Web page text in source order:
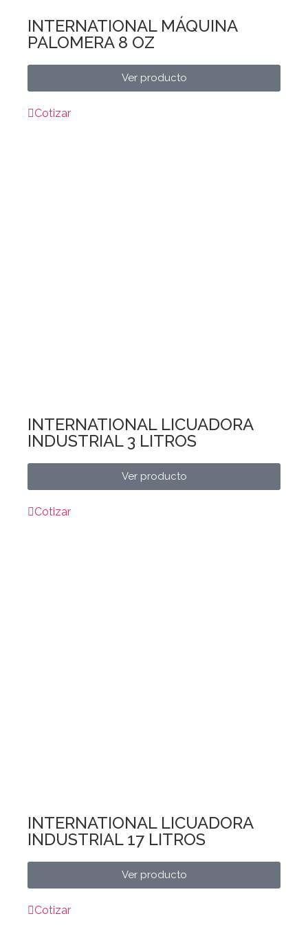
INTERNATIONAL MÁQUINA
PALOMERA 8 OZ
Ver producto
Cotizar
INTERNATIONAL LICUADORA
INDUSTRIAL 3 LITROS
Ver producto
Cotizar
INTERNATIONAL LICUADORA
INDUSTRIAL 17 LITROS
Ver producto
Cotizar